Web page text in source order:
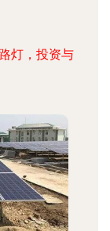
灯，投资与